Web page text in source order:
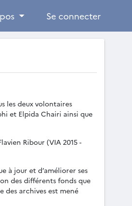
Se connecter
les deux volontaires
et Elpida Chairi ainsi que
Ribour (VIA 2015 -
à jour et d’améliorer ses
des différents fonds que
des archives est mené